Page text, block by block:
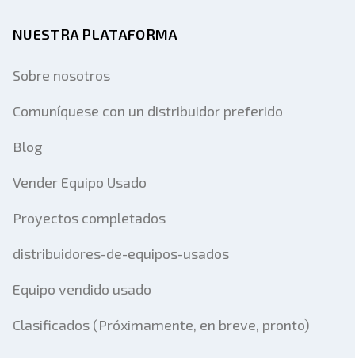
NUESTRA PLATAFORMA
Sobre nosotros
Comuníquese con un distribuidor preferido
Blog
Vender Equipo Usado
Proyectos completados
distribuidores-de-equipos-usados
Equipo vendido usado
Clasificados (Próximamente, en breve, pronto)